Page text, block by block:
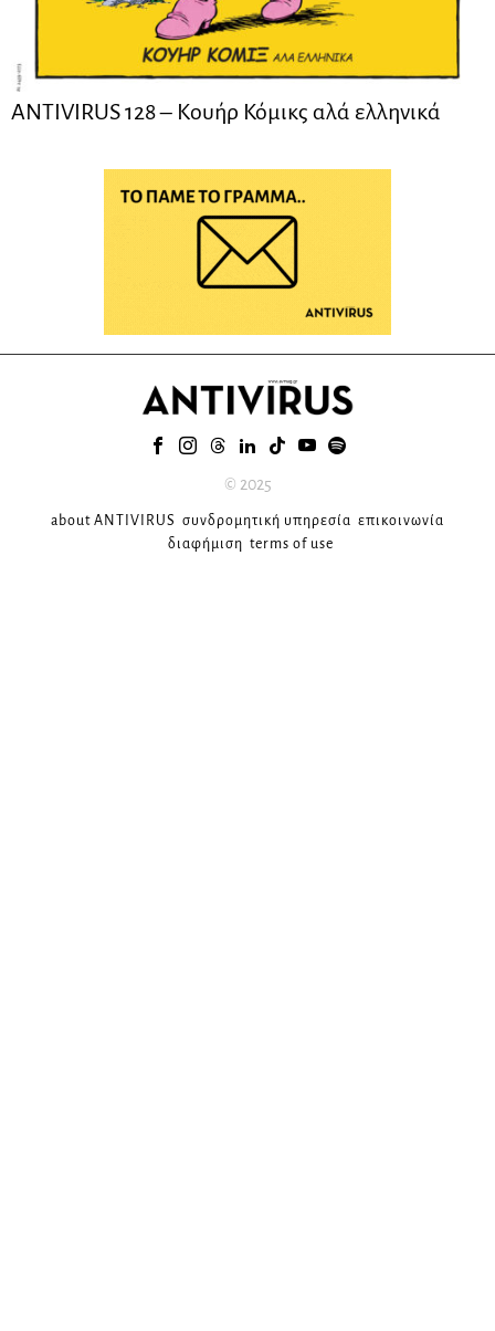
ANTIVIRUS 128 – Kουήρ Κόμικς αλά ελληνικά
© 2025
about ANTIVIRUS συνδρομητική υπηρεσία επικοινωνία
διαφήμιση terms of use